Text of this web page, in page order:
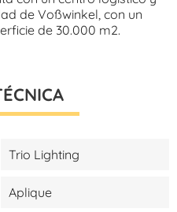
de Voßwinkel, con un
de 30.000 m2.
Trio Lighting
Aplique